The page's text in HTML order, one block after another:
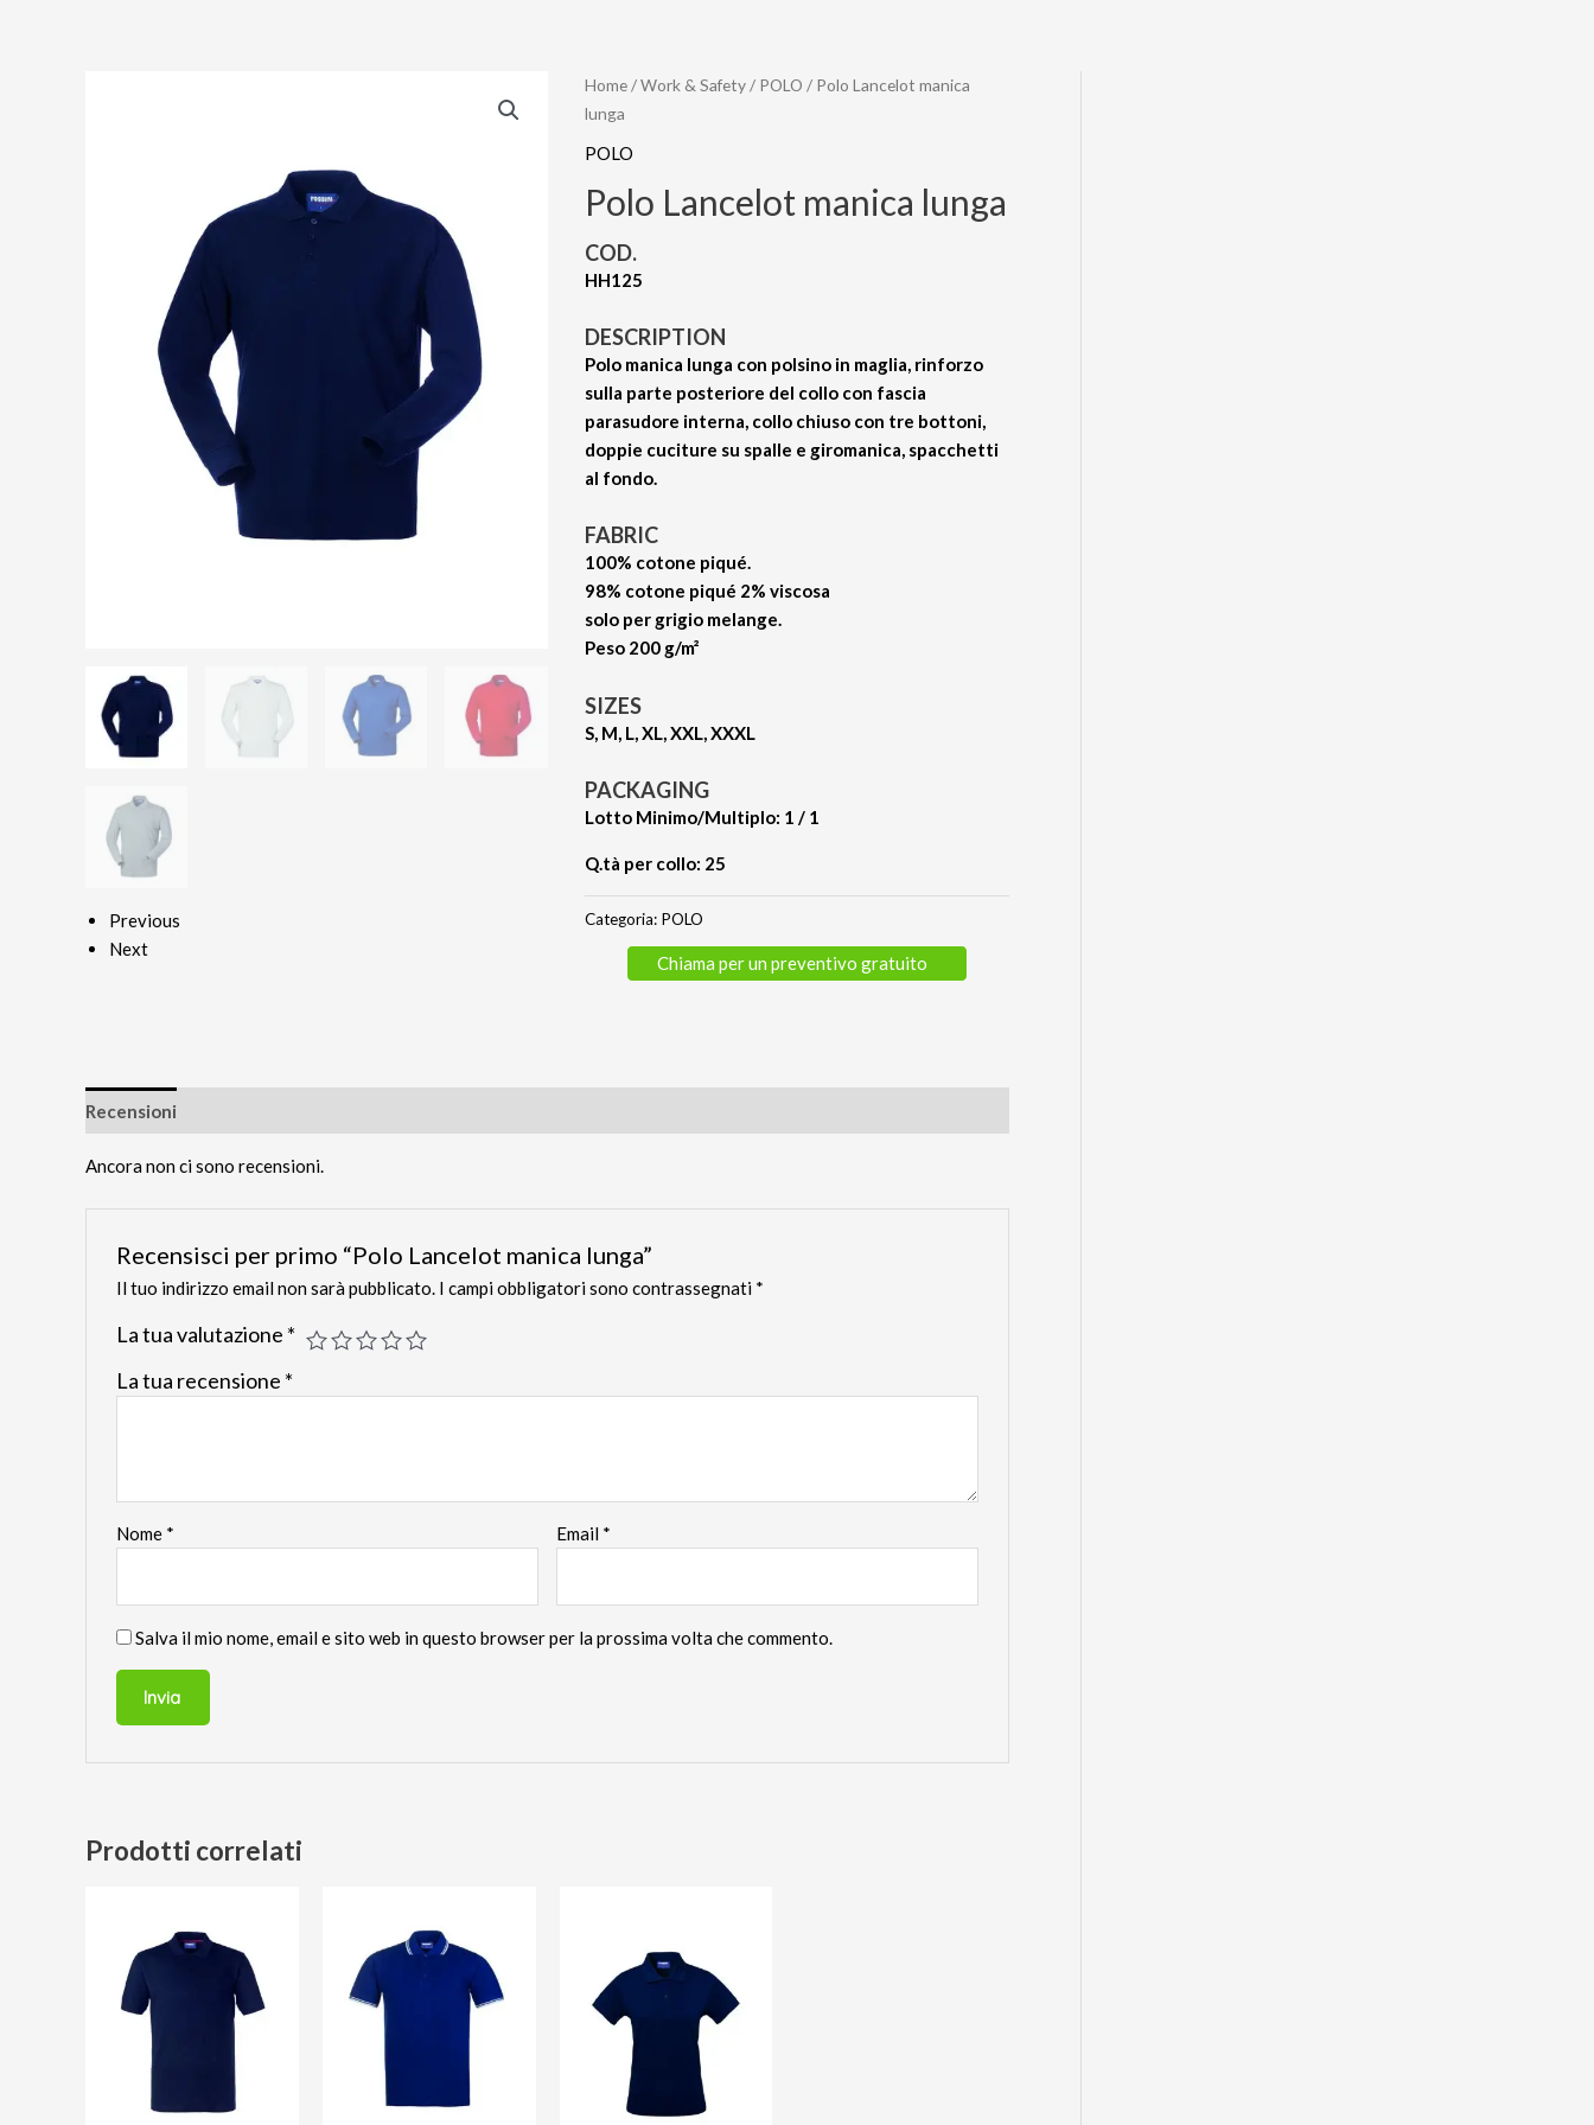
Previous
Next
Home/Work & Safety/ POLO / Polo Lancelot manica
lunga
POLO
Polo Lancelot manica lunga
COD.
HH125
DESCRIPTION
Polo manica lunga con polsino in maglia, rinforzo
sulla parte posteriore del collo con fascia
parasudore interna, collo chiuso con tre bottoni,
doppie cuciture su spalle e giromanica, spacchetti
al fondo.
FABRIC
100% cotone piqué.
98% cotone piqué 2% viscosa
solo per grigio melange.
Peso 200 g/m²
SIZES
S, M, L, XL, XXL, XXXL
PACKAGING
Lotto Minimo/Multiplo: 1 / 1
Q.tà per collo: 25
Categoria: POLO
Chiama per un preventivo gratuito
Recensioni
Ancora non ci sono recensioni.
Recensisci per primo “Polo Lancelot manica lunga”
Il tuo indirizzo email non sarà pubblicato. I campi obbligatori sono contrassegnati *
La tua valutazione *
La tua recensione *
Nome * Email *
Salva il mio nome, email e sito web in questo browser per la prossima volta che commento.
Prodotti correlati